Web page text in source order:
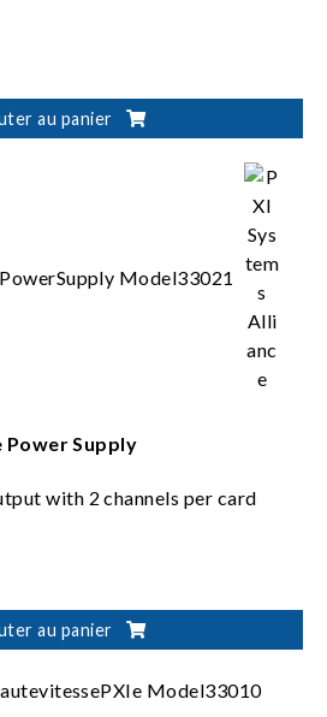
au panier
Power Supply
with 2 channels per card
au panier